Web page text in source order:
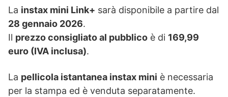
La instax mini Link+ sarà disponibile a partire dal
28 gennaio 2026.
Il prezzo consigliato al pubblico è di 169,99
euro (IVA inclusa).
La pellicola istantanea instax mini è necessaria
per la stampa ed è venduta separatamente.